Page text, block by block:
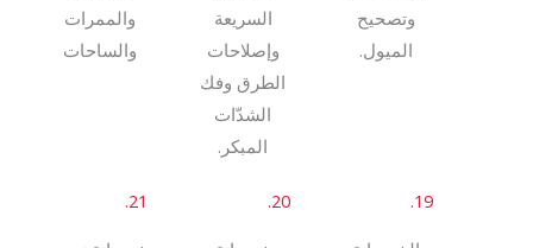
وﺗﺼﺤﻴﺢ
اﻟﻤﻴﻮل.
اﻟﺴﺮﻳﻌﺔ
وإﺻﻼﺣﺎت
اﻟﻄﺮق وﻓﻚ
اﻟﺸﺪّات
اﻟﻤﺒﻜﺮ.
واﻟﻤﻤﺮات
واﻟﺴﺎﺣﺎت
19.
20.
21.